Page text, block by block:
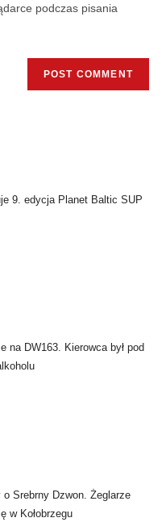
podczas pisania
9. edycja Planet Baltic SUP
na DW163. Kierowca był pod
o Srebrny Dzwon. Żeglarze
w Kołobrzegu